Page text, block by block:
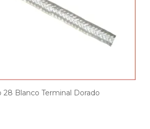
28 Blanco Terminal Dorado